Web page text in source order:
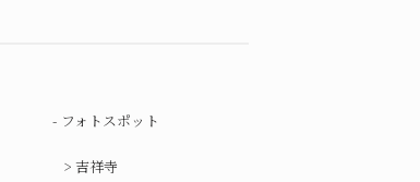
フォトスポット
吉祥寺